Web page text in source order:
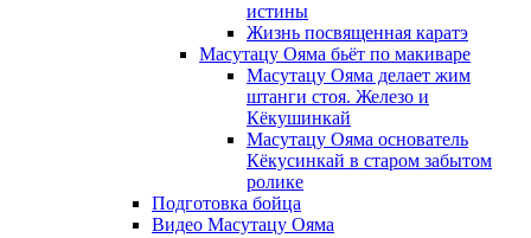
истины
Жизнь посвященная каратэ
Масутацу Ояма бьёт по макиваре
Масутацу Ояма делает жим
штанги стоя. Железо и
Кёкушинкай
Масутацу Ояма основатель
Кёкусинкай в старом забытом
ролике
Подготовка бойца
Видео Масутацу Ояма